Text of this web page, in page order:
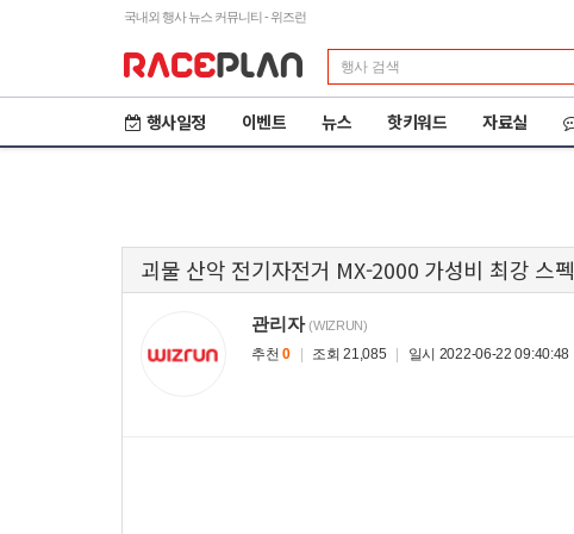
국내외 행사 뉴스 커뮤니티 - 위즈런
행사일정 이벤트 뉴스 핫키워드 자료실
괴물 산악 전기자전거 MX-2000 가성비 최강 스펙
관리자 (WIZRUN)
추천0 조회 21,085 일시 2022-06-22 09:40:48